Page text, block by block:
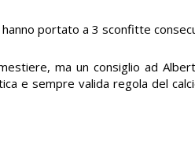
portato a 3 sconfitte
ma un consiglio ad
e sempre valida regola del